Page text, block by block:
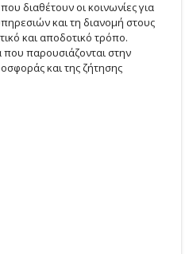
διαθέτουν οι κοινωνίες για
και τη διανομή στους
και αποδοτικό τρόπο.
παρουσιάζονται στην
και της ζήτησης